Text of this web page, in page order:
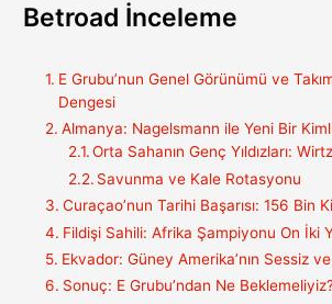
Betroad İnceleme
E Grubu’nun Genel Görünümü ve
Dengesi
Almanya: Nagelsmann ile Yeni Bir
Orta Sahanın Genç Yıldızları:
Savunma ve Kale Rotasyonu
Curaçao’nun Tarihi Başarısı: 156 Bin
Fildişi Sahili: Afrika Şampiyonu On İki
Ekvador: Güney Amerika’nın Sessiz
Sonuç: E Grubu’ndan Ne